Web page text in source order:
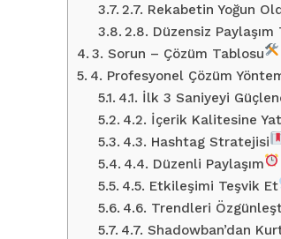
2.7. Rekabetin Yoğun
2.8. Düzensiz Paylaşım
3. Sorun – Çözüm Tablosu
4. Profesyonel Çözüm
4.1. İlk 3 Saniyeyi
4.2. İçerik Kalitesine
4.3. Hashtag Stratejisi
4.4. Düzenli Paylaşım
4.5. Etkileşimi Teşvik Et
4.6. Trendleri
4.7. Shadowban’dan